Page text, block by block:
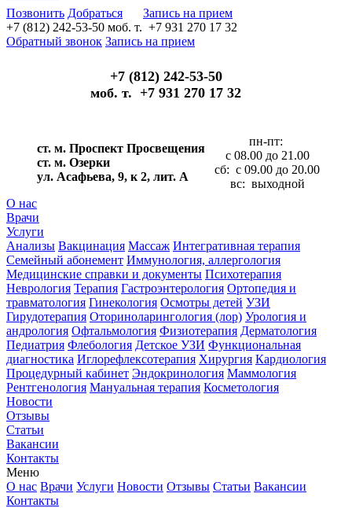
Позвонить Добраться
Запись на прием
+7 (812) 242-53-50 моб. т. +7 931 270 17 32
Обратный звонок Запись на прием
+7 (812) 242-53-50
моб. т. +7 931 270 17 32
ст. м. Проспект Просвещения
ст. м. Озерки
ул. Асафьева, 9, к 2, лит. А
пн-пт:
с 08.00 до 21.00
сб: с 09.00 до 20.00
вс: выходной
О нас
Врачи
Услуги
Анализы Вакцинация Массаж Интегративная терапия
Семейный абонемент Иммунология, аллергология
Медицинские справки и документы Психотерапия
Неврология Терапия Гастроэнтерология Ортопедия и
травматология Гинекология Осмотры детей УЗИ
Гирудотерапия Оториноларингология (лор) Урология и
андрология Офтальмология Физиотерапия Дерматология
Педиатрия Флебология Детское УЗИ Функциональная
диагностика Иглорефлексотерапия Хирургия Кардиология
Процедурный кабинет Эндокринология Маммология
Рентгенология Мануальная терапия Косметология
Новости
Отзывы
Статьи
Вакансии
Контакты
Меню
О нас Врачи Услуги Новости Отзывы Статьи Вакансии
Контакты